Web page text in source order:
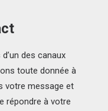
des canaux
toute donnée à
votre message et
répondre à votre